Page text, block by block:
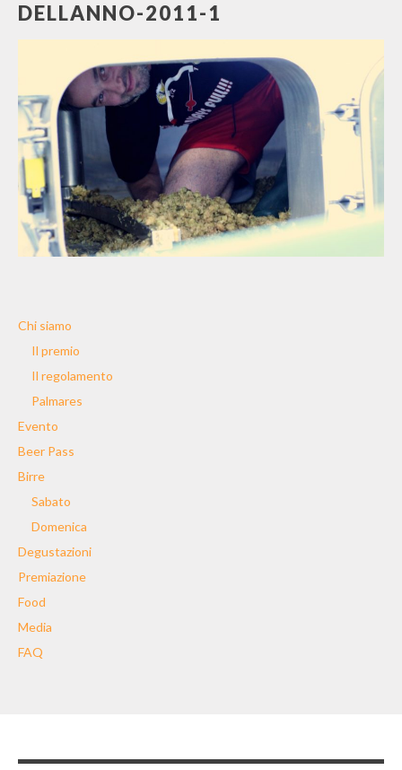
DELLANNO-2011-1
Chi siamo
Il premio
Il regolamento
Palmares
Evento
Beer Pass
Birre
Sabato
Domenica
Degustazioni
Premiazione
Food
Media
FAQ